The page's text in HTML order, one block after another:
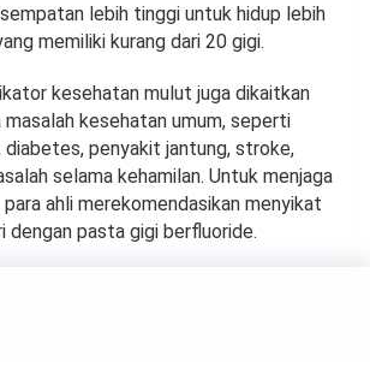
lebih tinggi untuk hidup lebih
memiliki kurang dari 20 gigi.
kesehatan mulut juga dikaitkan
kesehatan umum, seperti
diabetes, penyakit jantung, stroke,
selama kehamilan. Untuk menjaga
ahli merekomendasikan menyikat
dengan pasta gigi berfluoride.